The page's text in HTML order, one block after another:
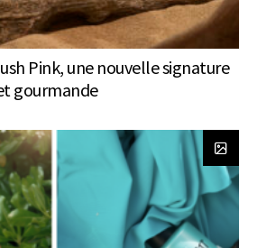
Pink, une nouvelle signature
gourmande